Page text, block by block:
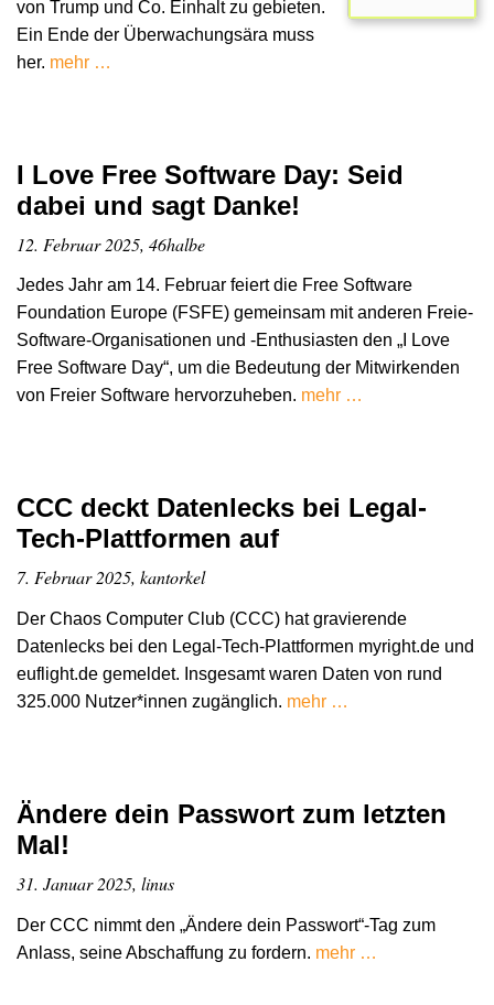
von Trump und Co. Einhalt zu gebieten.
Ein Ende der Überwachungsära muss
her. mehr …
I Love Free Software Day: Seid
dabei und sagt Danke!
12. Februar 2025, 46halbe
Jedes Jahr am 14. Februar feiert die Free Software
Foundation Europe (FSFE) gemeinsam mit anderen Freie-
Software-Organisationen und -Enthusiasten den „I Love
Free Software Day“, um die Bedeutung der Mitwirkenden
von Freier Software hervorzuheben. mehr …
CCC deckt Datenlecks bei Legal-
Tech-Plattformen auf
7. Februar 2025, kantorkel
Der Chaos Computer Club (CCC) hat gravierende
Datenlecks bei den Legal-Tech-Plattformen myright.de und
euflight.de gemeldet. Insgesamt waren Daten von rund
325.000 Nutzer*innen zugänglich. mehr …
Ändere dein Passwort zum letzten
Mal!
31. Januar 2025, linus
Der CCC nimmt den „Ändere dein Passwort“-Tag zum
Anlass, seine Abschaffung zu fordern. mehr …